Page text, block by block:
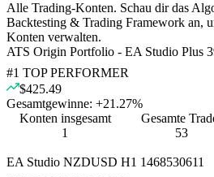
Alle Trading-Konten. Schau dir das
Backtesting & Trading Framework an,
Konten verwalten.
ATS Origin Portfolio - EA Studio Plus
#1 TOP PERFORMER
$425.49
Gesamtgewinne: +21.27%
Konten insgesamt
1
Gesamte
53
EA Studio NZDUSD H1 1468530611